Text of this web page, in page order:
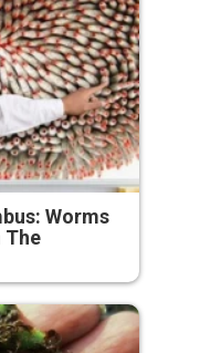
Worms
The